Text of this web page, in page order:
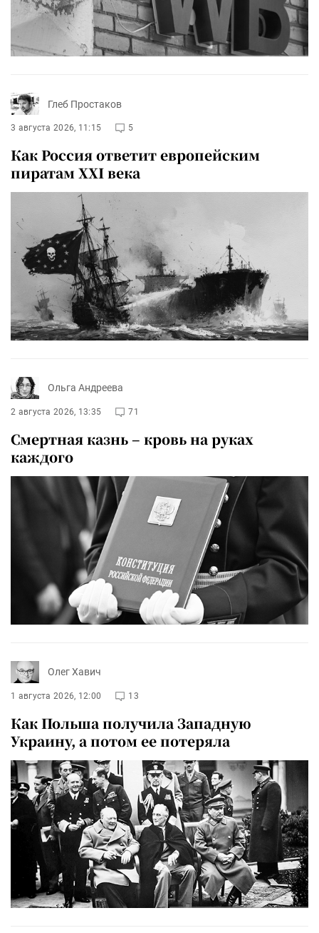
Глеб Простаков
3 августа 2026, 11:15 5
Как Россия ответит европейским
пиратам XXI века
Ольга Андреева
2 августа 2026, 13:35 71
Смертная казнь – кровь на руках
каждого
Олег Хавич
1 августа 2026, 12:00 13
Как Польша получила Западную
Украину, а потом ее потеряла